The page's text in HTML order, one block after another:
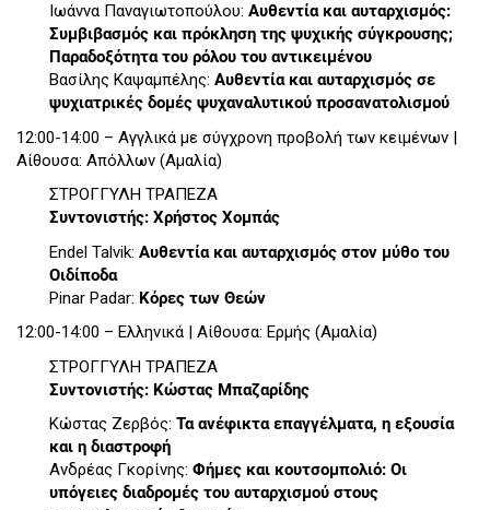
Ιωάννα Παναγιωτοπούλου: Αυθεντία και αυταρχισμός:
Συμβιβασμός και πρόκληση της ψυχικής σύγκρουσης;
Παραδοξότητα του ρόλου του αντικειμένου
Βασίλης Καψαμπέλης: Αυθεντία και αυταρχισμός σε
ψυχιατρικές δομές ψυχαναλυτικού προσανατολισμού
12:00-14:00 – Αγγλικά με σύγχρονη προβολή των κειμένων |
Αίθουσα: Απόλλων (Αμαλία)
ΣΤΡΟΓΓΥΛΗ ΤΡΑΠΕΖΑ
Συντονιστής: Χρήστος Χομπάς
Endel Talvik: Αυθεντία και αυταρχισμός στον μύθο του
Οιδίποδα
Pinar Padar: Κόρες των Θεών
12:00-14:00 – Ελληνικά | Αίθουσα: Ερμής (Αμαλία)
ΣΤΡΟΓΓΥΛΗ ΤΡΑΠΕΖΑ
Συντονιστής: Κώστας Μπαζαρίδης
Κώστας Ζερβός: Τα ανέφικτα επαγγέλματα, η εξουσία
και η διαστροφή
Ανδρέας Γκορίνης: Φήμες και κουτσομπολιό: Οι
υπόγειες διαδρομές του αυταρχισμού στους